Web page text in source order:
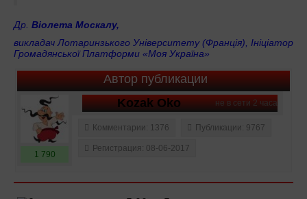
Др. Віолета Москалу,
викладач Лотаринзького Університету (Франція), Ініціатор
Громадянської Платформи «Моя Україна»
Автор публикации
не в сети 2 часа
Kozak Oko
1 790
Комментарии: 1376 Публикации: 9767
Регистрация: 08-06-2017